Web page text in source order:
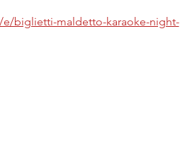
biglietti-maldetto-karaoke-night-